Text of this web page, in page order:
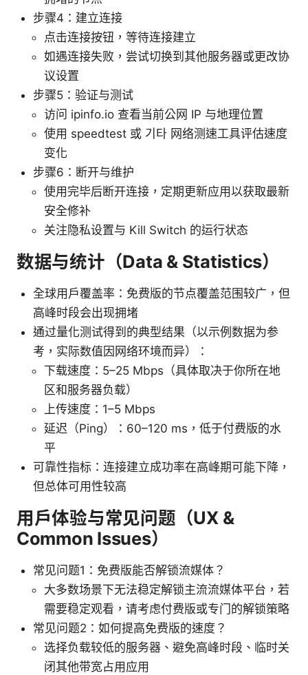
步骤4：建立连接
点击连接按钮，等待连接建立
如遇连接失败，尝试切换到其他服务器或更改协
议设置
步骤5：验证与测试
访问 ipinfo.io 查看当前公网 IP 与地理位置
使用 speedtest 或 기타 网络测速工具评估速度
变化
步骤6：断开与维护
使用完毕后断开连接，定期更新应用以获取最新
安全修补
关注隐私设置与 Kill Switch 的运行状态
数据与统计（Data & Statistics）
全球用户覆盖率：免费版的节点覆盖范围较广，但
高峰时段会出现拥堵
通过量化测试得到的典型结果（以示例数据为参
考，实际数值因网络环境而异）：
下载速度：5–25 Mbps（具体取决于你所在地
区和服务器负载）
上传速度：1–5 Mbps
延迟（Ping）：60–120 ms，低于付费版的水
平
可靠性指标：连接建立成功率在高峰期可能下降，
但总体可用性较高
用户体验与常见问题（UX &
Common Issues）
常见问题1：免费版能否解锁流媒体？
大多数场景下无法稳定解锁主流流媒体平台，若
需要稳定观看，请考虑付费版或专门的解锁策略
常见问题2：如何提高免费版的速度？
选择负载较低的服务器、避免高峰时段、临时关
闭其他带宽占用应用